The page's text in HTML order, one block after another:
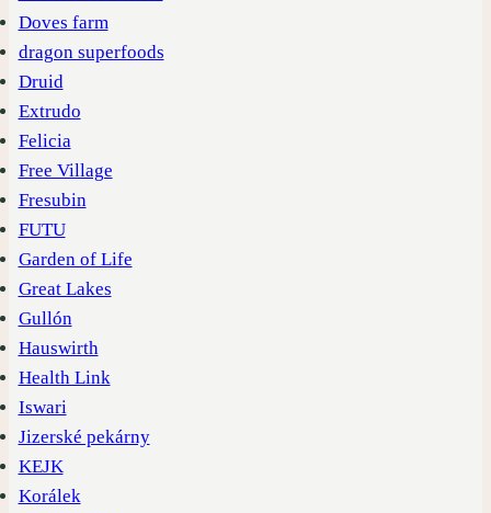
Doves farm
dragon superfoods
Druid
Extrudo
Felicia
Free Village
Fresubin
FUTU
Garden of Life
Great Lakes
Gullón
Hauswirth
Health Link
Iswari
Jizerské pekárny
KEJK
Korálek